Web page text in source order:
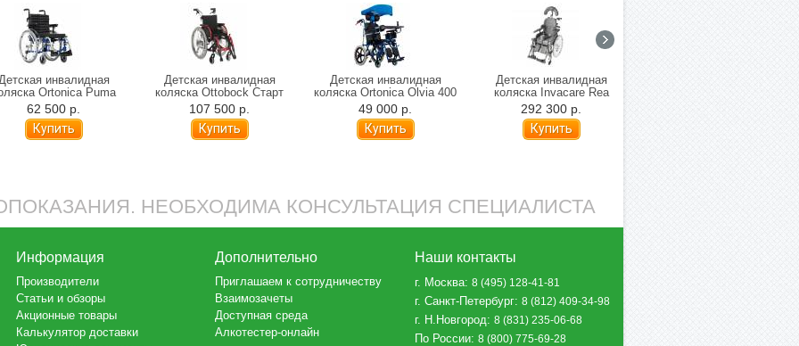
инвалидная
Ortonica Puma
(Tiger, Leo)
62 500 р.
Детская инвалидная
коляска Ottobock Старт
Юниор (от 13,5 кг)
107 500 р.
Детская инвалидная
коляска Ortonica Olvia 400
(Olvia 20 с капюшоном и
столиком)
49 000 р.
Детская инвалидная
коляска Invacare Rea
Azalea Minor
292 300 р.
НЕОБХОДИМА КОНСУЛЬТАЦИЯ СПЕЦИАЛИСТА
Информация
Производители
Статьи и обзоры
Акционные товары
Калькулятор доставки
Дополнительно
Приглашаем к сотрудничеству
Взаимозачеты
Доступная среда
Алкотестер-онлайн
Наши контакты
г. Москва:8 (495) 128-41-81
г. Санкт-Петербург:8 (812) 409-34-98
г. Н.Новгород:8 (831) 235-06-68
По России:8 (800) 775-69-28